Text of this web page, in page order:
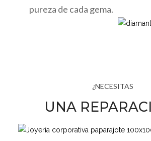
pureza de cada gema.
¿NECESITAS
UNA